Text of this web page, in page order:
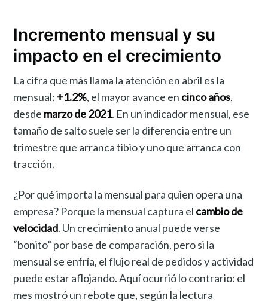
Incremento mensual y su
impacto en el crecimiento
La cifra que más llama la atención en abril es la
mensual: +1.2%, el mayor avance en cinco años,
desde marzo de 2021. En un indicador mensual, ese
tamaño de salto suele ser la diferencia entre un
trimestre que arranca tibio y uno que arranca con
tracción.
¿Por qué importa la mensual para quien opera una
empresa? Porque la mensual captura el cambio de
velocidad. Un crecimiento anual puede verse
“bonito” por base de comparación, pero si la
mensual se enfría, el flujo real de pedidos y actividad
puede estar aflojando. Aquí ocurrió lo contrario: el
mes mostró un rebote que, según la lectura